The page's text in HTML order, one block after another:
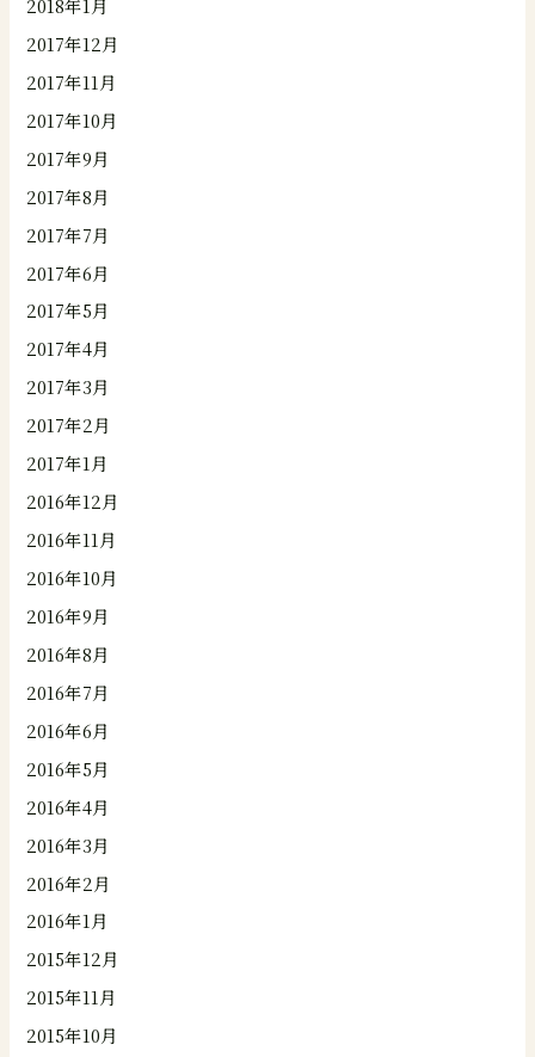
2018年1月
2017年12月
2017年11月
2017年10月
2017年9月
2017年8月
2017年7月
2017年6月
2017年5月
2017年4月
2017年3月
2017年2月
2017年1月
2016年12月
2016年11月
2016年10月
2016年9月
2016年8月
2016年7月
2016年6月
2016年5月
2016年4月
2016年3月
2016年2月
2016年1月
2015年12月
2015年11月
2015年10月